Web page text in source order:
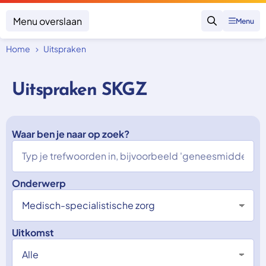
Menu overslaan
Zoeken
Menu
Onderwerpen
Zorgverzekering betalen
Vergoeding van zorg
Zorg in het buitenland
Nieuw in Nederland
Geen zorgverzekering
Uitspraken
Trainingen
Over SKGZ
Nieuws
Casussen
Vacatures
Home Uitspraken
Uitspraken SKGZ
Waar ben je naar op zoek?
Onderwerp
Uitkomst